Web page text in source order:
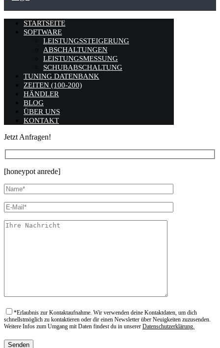
STARTSEITE
SOFTWARE
LEISTUNGSSTEIGERUNG
ABSCHALTUNGEN
LEISTUNGSMESSUNG
SCHUBABSCHALTUNG
TUNING DATENBANK
ZEITEN (100-200)
HÄNDLER
BLOG
ÜBER UNS
KONTAKT
Jetzt Anfragen!
[honeypot anrede]
*Erlaubnis zur Kontaktaufnahme. Wir verwenden deine Kontaktdaten, um dich
schnellstmöglich zu kontaktieren oder dir einen Newsletter über Neuigkeiten zuzusenden.
Weitere Infos zum Umgang mit Daten findest du in unserer Datenschutzerklärung.